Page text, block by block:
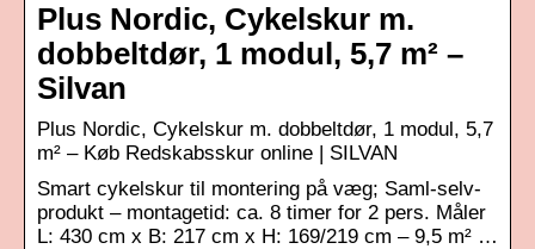
Plus Nordic, Cykelskur m.
dobbeltdør, 1 modul, 5,7 m² –
Silvan
Plus Nordic, Cykelskur m. dobbeltdør, 1 modul, 5,7
m² – Køb Redskabsskur online | SILVAN
Smart cykelskur til montering på væg; Saml-selv-
produkt – montagetid: ca. 8 timer for 2 pers. Måler
L: 430 cm x B: 217 cm x H: 169/219 cm – 9,5 m² …